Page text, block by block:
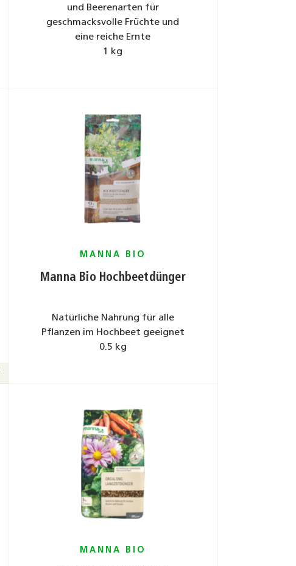
und Beerenarten für
geschmacksvolle Früchte und
eine reiche Ernte
1 kg
MANNA BIO
Manna Bio Hochbeetdünger
Natürliche Nahrung für alle
Pflanzen im Hochbeet geeignet
0.5 kg
MANNA BIO